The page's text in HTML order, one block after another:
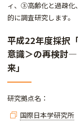
ィ、③高齢化と過疎
的に調査研究します。
平成22年度採択
意識＞の再検討
来」
研究拠点名：
国際日本学研究所